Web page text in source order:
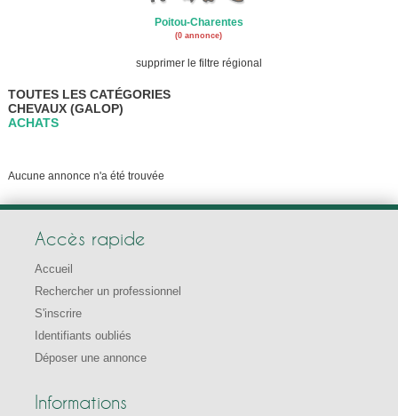
Poitou-Charentes
(0 annonce)
supprimer le filtre régional
TOUTES LES CATÉGORIES
CHEVAUX (GALOP)
ACHATS
Aucune annonce n'a été trouvée
Accès rapide
Accueil
Rechercher un professionnel
S'inscrire
Identifiants oubliés
Déposer une annonce
Informations